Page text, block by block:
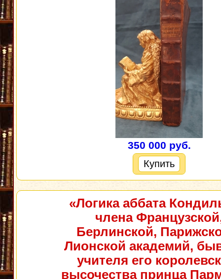
350 000 руб.
Купить
«Логика аббата
члена
Берлинской,
Лионской академий,
учителя его
высочества принца